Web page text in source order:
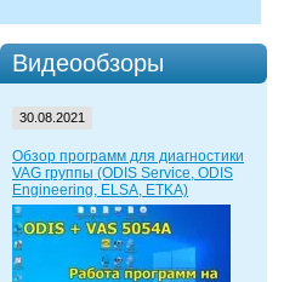
Видеообзоры
30.08.2021
Обзор программ для диагностики
VAG группы (ODIS Service, ODIS
Engineering, ELSA, ETKA)